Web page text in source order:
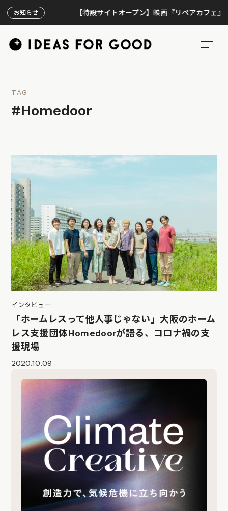
お知らせ 【特設サイトオープン】映画『リペアカフェ』、上
TAG
#Homedoor
インタビュー
「ホームレスって他人事じゃない」大阪のホーム
レス支援団体Homedoorが語る、コロナ禍の支
援現場
2020.10.09